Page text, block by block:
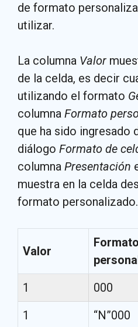
de formato
utilizar.
La columna Valor
de la celda, es decir
utilizando el formato
columna Formato
que ha sido ingresado
diálogo Formato de
columna Presentación
muestra en la celda
formato personalizado.
Valor
Formato
1 000
1
“N”000